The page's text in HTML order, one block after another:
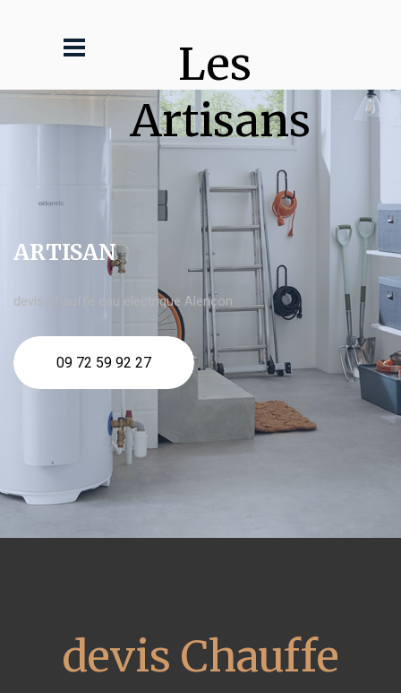
Les
Artisans
ARTISAN
devis Chauffe eau electrique Alençon
09 72 59 92 27
devis Chauffe